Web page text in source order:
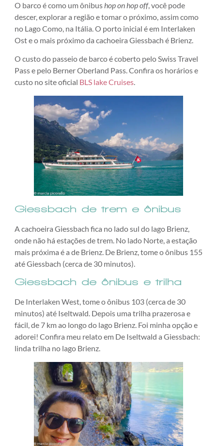
O barco é como um ônibushop on hop off, você pode
descer, explorar a região e tomar o próximo, assim como
no Lago Como, na Itália. O porto inicial é em Interlaken
Ost e o mais próximo da cachoeira Giessbach é Brienz.
O custo do passeio de barco é coberto pelo Swiss Travel
Pass e pelo Berner Oberland Pass. Confira os horários e
custo no site oficial BLS lake Cruises.
Giessbach de trem e ônibus
A cachoeira Giessbach fica no lado sul do lago Brienz,
onde não há estações de trem. No lado Norte, a estação
mais próxima é a de Brienz. De Brienz, tome o ônibus 155
até Giessbach (cerca de 30 minutos).
Giessbach de ônibus e trilha
De Interlaken West, tome o ônibus 103 (cerca de 30
minutos) até Iseltwald. Depois uma trilha prazerosa e
fácil, de 7 km ao longo do lago Brienz. Foi minha opção e
adorei! Confira meu relato em De Iseltwald a Giessbach:
linda trilha no lago Brienz.